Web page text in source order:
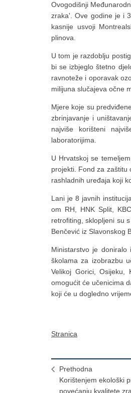
Ovogodišnji
zraka'. Ove godine je i
kasnije usvoji
plinova.
U tom je razdoblju
bi se izbjeglo štetno
ravnoteže i oporavak
milijuna slučajeva očne
Mjere koje su
zbrinjavanje i
najviše korišteni
laboratorijima.
U Hrvatskoj se
projekti. Fond za zaštitu
rashladnih uređaja koji
Lani je 8 javnih
om RH, HNK Split,
retrofiting, sklopljeni su
Benčević iz Slavonskog
Ministarstvo je doniralo
školama za izobrazbu
Velikoj Gorici, Osijeku,
omogućit će učenicima
koji će u dogledno
Stranica
Prethodna
Korištenjem ekološki
povećanju kvalitete